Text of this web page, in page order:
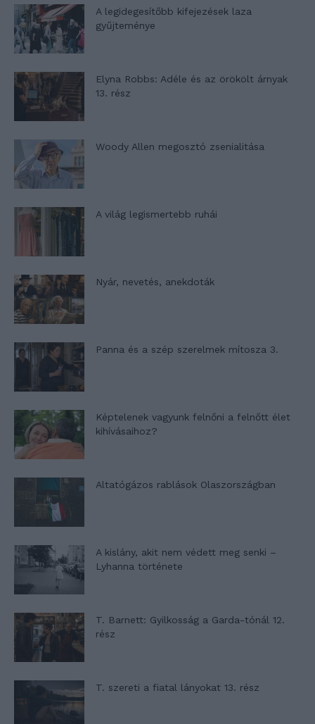
A legidegesítőbb kifejezések laza
gyűjteménye
Elyna Robbs: Adéle és az örökölt árnyak
13. rész
Woody Allen megosztó zsenialitása
A világ legismertebb ruhái
Nyár, nevetés, anekdoták
Panna és a szép szerelmek mítosza 3.
Képtelenek vagyunk felnőni a felnőtt élet
kihívásaihoz?
Altatógázos rablások Olaszországban
A kislány, akit nem védett meg senki –
Lyhanna története
T. Barnett: Gyilkosság a Garda-tónál 12.
rész
T. szereti a fiatal lányokat 13. rész